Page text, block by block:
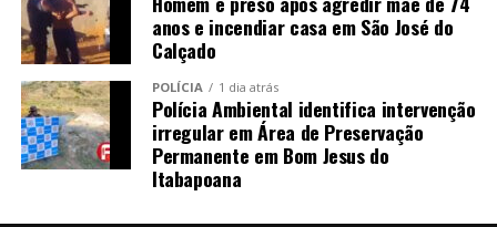
anos e incendiar casa em São José do
Calçado
POLÍCIA 1 dia atrás
Polícia Ambiental identifica intervenção
irregular em Área de Preservação
Permanente em Bom Jesus do
Itabapoana